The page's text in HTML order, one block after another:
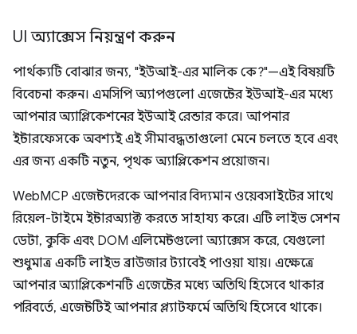
UI অ্যাক্সেস নিয়ন্ত্রণ করুন
পার্থক্যটি বোঝার জন্য, "ইউআই-এর মালিক কে?"—এই বিষয়টি
বিবেচনা করুন। এমসিপি অ্যাপগুলো এজেন্টের ইউআই-এর মধ্যে
আপনার অ্যাপ্লিকেশনের ইউআই রেন্ডার করে। আপনার
ইন্টারফেসকে অবশ্যই এই সীমাবদ্ধতাগুলো মেনে চলতে হবে এবং
এর জন্য একটি নতুন, পৃথক অ্যাপ্লিকেশন প্রয়োজন।
WebMCP এজেন্টদেরকে আপনার বিদ্যমান ওয়েবসাইটের সাথে
রিয়েল-টাইমে ইন্টারঅ্যাক্ট করতে সাহায্য করে। এটি লাইভ সেশন
ডেটা, কুকি এবং DOM এলিমেন্টগুলো অ্যাক্সেস করে, যেগুলো
শুধুমাত্র একটি লাইভ ব্রাউজার ট্যাবেই পাওয়া যায়। এক্ষেত্রে
আপনার অ্যাপ্লিকেশনটি এজেন্টের মধ্যে অতিথি হিসেবে থাকার
পরিবর্তে, এজেন্টটিই আপনার প্ল্যাটফর্মে অতিথি হিসেবে থাকে।